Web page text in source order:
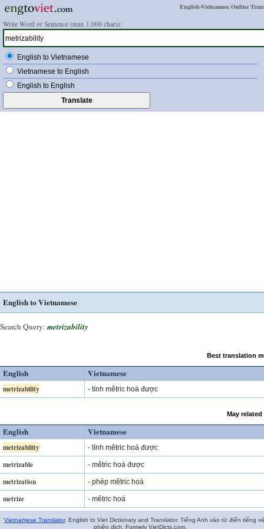
English-Vietnamese Online
Write Word or Sentence (max 1,000 chars):
English to Vietnamese
Vietnamese to English
English to English
English to Vietnamese
Search Query: metrizability
Best translation
English Vietnamese
metrizability - tính mêtric hoá được
May
English Vietnamese
metrizability - tính mêtric hoá được
metrizable - mêtric hoá được
metrization - phép mêtric hoá
metrize - mêtric hoá
Vietnamese Translator. English to Viet Dictionary and Translator. Tiếng Anh vào từ điển tiếng
phiên dịch. Formely VietDicts.com.